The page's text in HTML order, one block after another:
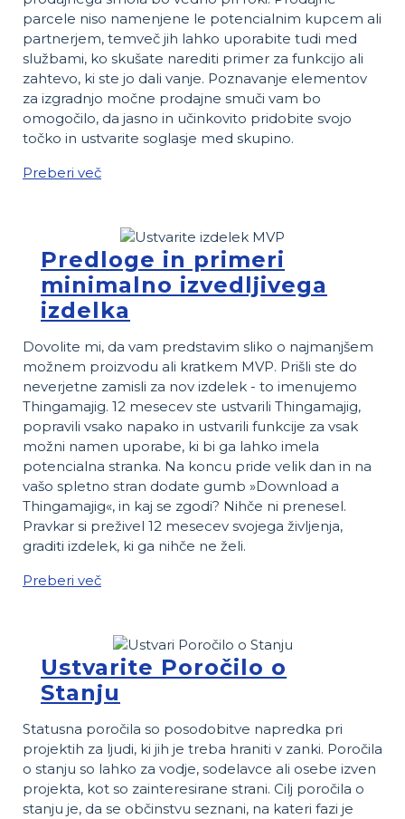
parcele niso namenjene le potencialnim kupcem ali
partnerjem, temveč jih lahko uporabite tudi med
službami, ko skušate narediti primer za funkcijo ali
zahtevo, ki ste jo dali vanje. Poznavanje elementov
za izgradnjo močne prodajne smuči vam bo
omogočilo, da jasno in učinkovito pridobite svojo
točko in ustvarite soglasje med skupino.
Preberi več
Predloge in primeri
minimalno izvedljivega
izdelka
Dovolite mi, da vam predstavim sliko o najmanjšem
možnem proizvodu ali kratkem MVP. Prišli ste do
neverjetne zamisli za nov izdelek - to imenujemo
Thingamajig. 12 mesecev ste ustvarili Thingamajig,
popravili vsako napako in ustvarili funkcije za vsak
možni namen uporabe, ki bi ga lahko imela
potencialna stranka. Na koncu pride velik dan in na
vašo spletno stran dodate gumb »Download a
Thingamajig«, in kaj se zgodi? Nihče ni prenesel.
Pravkar si preživel 12 mesecev svojega življenja,
graditi izdelek, ki ga nihče ne želi.
Preberi več
Ustvarite Poročilo o
Stanju
Statusna poročila so posodobitve napredka pri
projektih za ljudi, ki jih je treba hraniti v zanki. Poročila
o stanju so lahko za vodje, sodelavce ali osebe izven
projekta, kot so zainteresirane strani. Cilj poročila o
stanju je, da se občinstvu seznani, na kateri fazi je